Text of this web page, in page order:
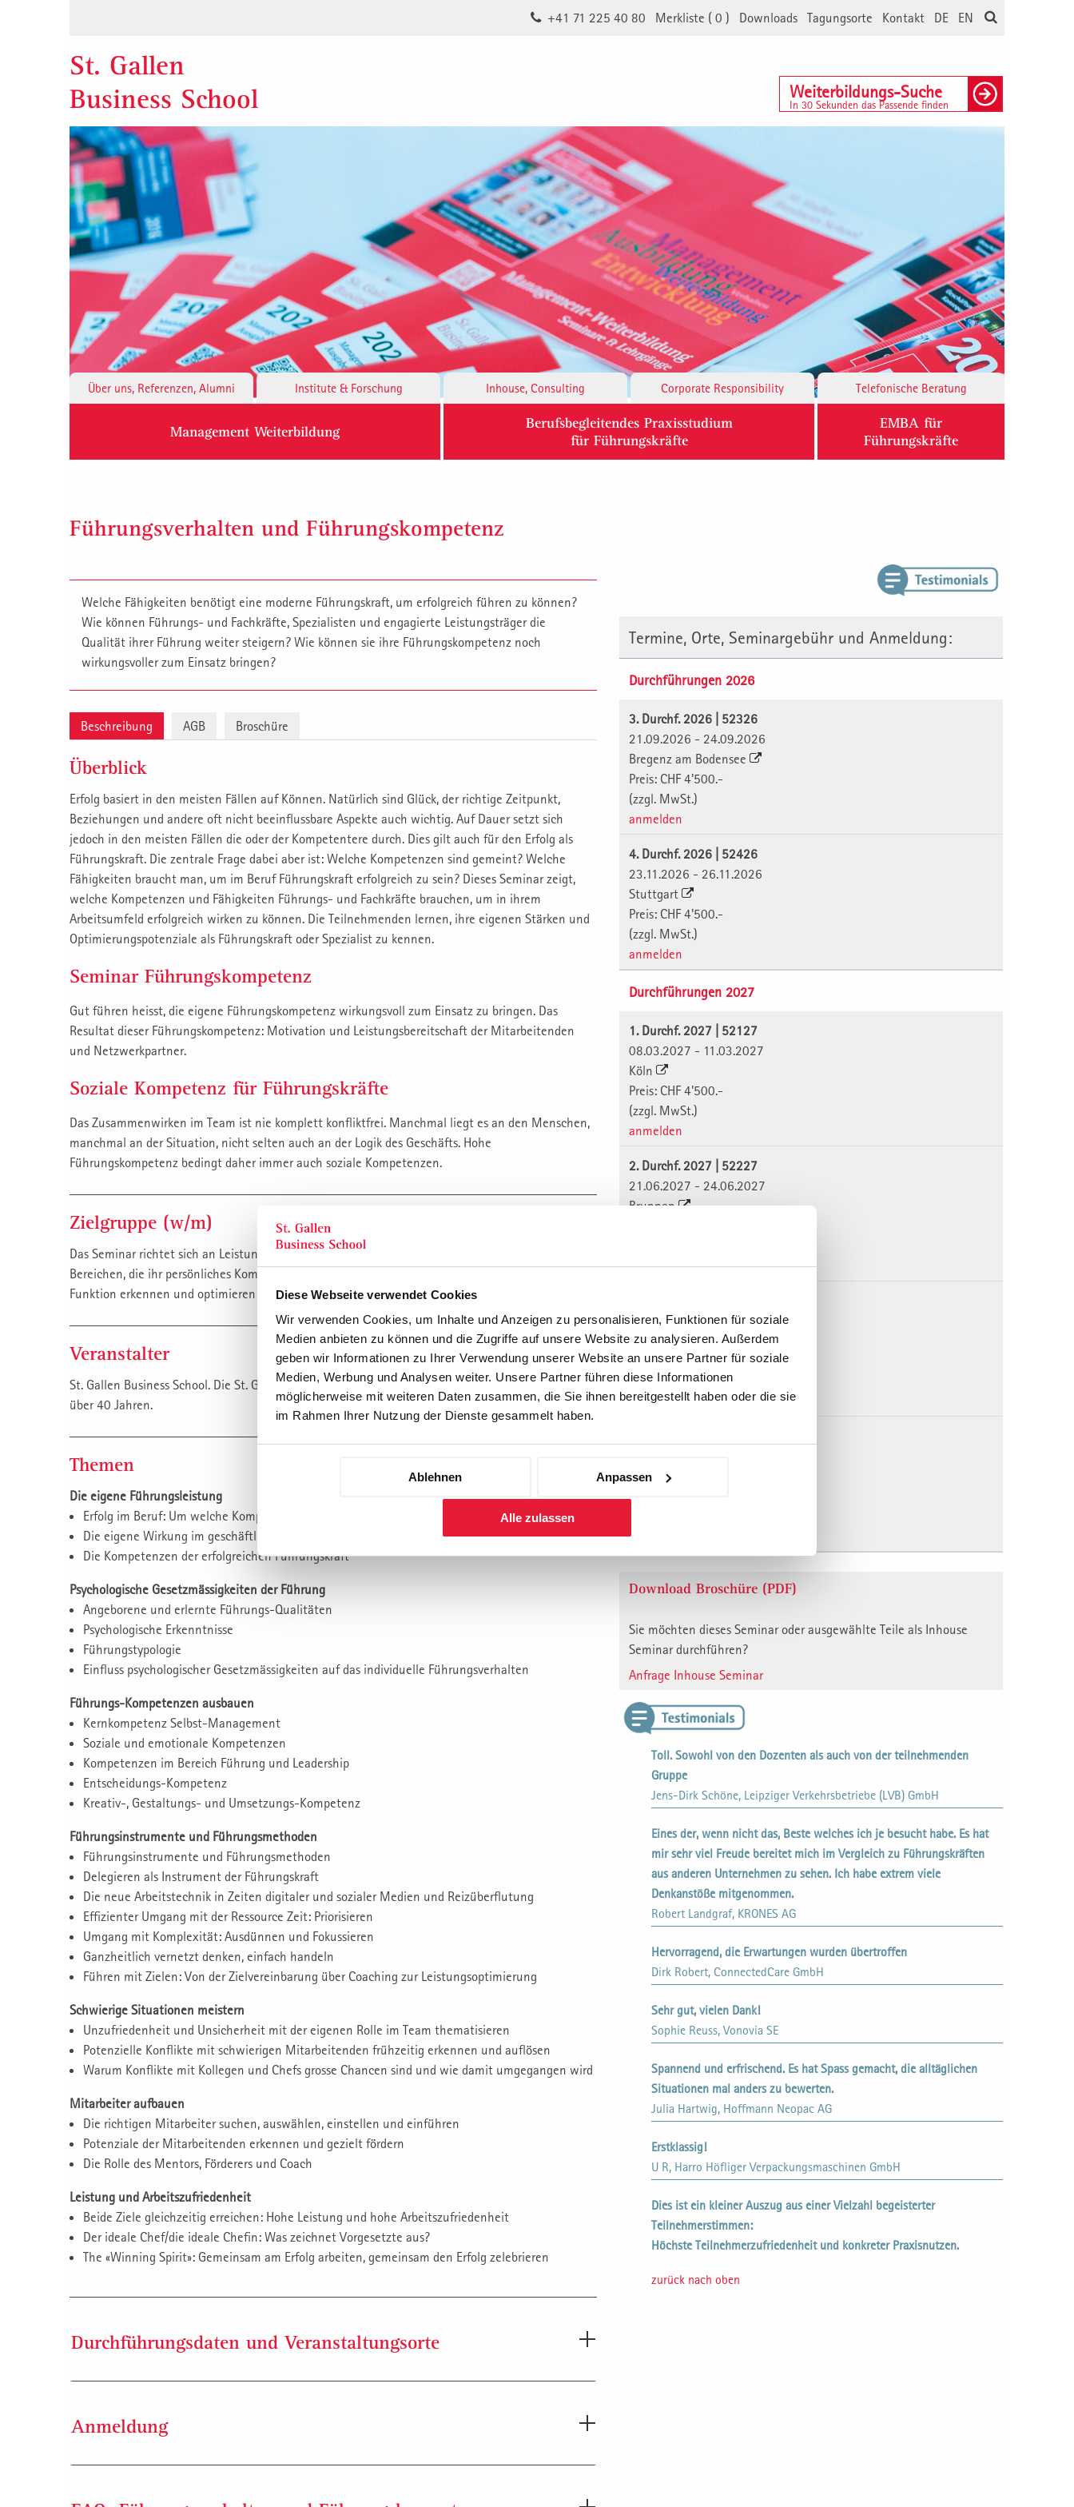
Diese Webseite verwendet Cookies
Wir verwenden Cookies, um Inhalte und Anzeigen zu personalisieren, Funktionen für soziale
Medien anbieten zu können und die Zugriffe auf unsere Website zu analysieren. Außerdem
geben wir Informationen zu Ihrer Verwendung unserer Website an unsere Partner für soziale
Medien, Werbung und Analysen weiter. Unsere Partner führen diese Informationen
möglicherweise mit weiteren Daten zusammen, die Sie ihnen bereitgestellt haben oder die sie
im Rahmen Ihrer Nutzung der Dienste gesammelt haben.
Ablehnen Anpassen
Alle zulassen
EN
DE
Kontakt
Tagungsorte
Downloads
Merkliste (0 )
+41 71 225 40 80
St. Gallen
Business School
Weiterbildungs-Suche
In 30 Sekunden das Passende finden
Über uns, Referenzen, Alumni Institute & Forschung Inhouse, Consulting Corporate Responsibility Telefonische Beratung
Management Weiterbildung
Berufsbegleitendes Praxisstudium
für Führungskräfte
EMBA für
Führungskräfte
Führungsverhalten und Führungskompetenz
Welche Fähigkeiten benötigt eine moderne Führungskraft, um erfolgreich führen zu können?
Wie können Führungs- und Fachkräfte, Spezialisten und engagierte Leistungsträger die
Qualität ihrer Führung weiter steigern? Wie können sie ihre Führungskompetenz noch
wirkungsvoller zum Einsatz bringen?
Beschreibung AGB Broschüre
Überblick
Erfolg basiert in den meisten Fällen auf Können. Natürlich sind Glück, der richtige Zeitpunkt,
Beziehungen und andere oft nicht beeinflussbare Aspekte auch wichtig. Auf Dauer setzt sich
jedoch in den meisten Fällen die oder der Kompetentere durch. Dies gilt auch für den Erfolg als
Führungskraft. Die zentrale Frage dabei aber ist: Welche Kompetenzen sind gemeint? Welche
Fähigkeiten braucht man, um im Beruf Führungskraft erfolgreich zu sein? Dieses Seminar zeigt,
welche Kompetenzen und Fähigkeiten Führungs- und Fachkräfte brauchen, um in ihrem
Arbeitsumfeld erfolgreich wirken zu können. Die Teilnehmenden lernen, ihre eigenen Stärken und
Optimierungspotenziale als Führungskraft oder Spezialist zu kennen.
Seminar Führungskompetenz
Gut führen heisst, die eigene Führungskompetenz wirkungsvoll zum Einsatz zu bringen. Das
Resultat dieser Führungskompetenz: Motivation und Leistungsbereitschaft der Mitarbeitenden
und Netzwerkpartner.
Soziale Kompetenz für Führungskräfte
Das Zusammenwirken im Team ist nie komplett konfliktfrei. Manchmal liegt es an den Menschen,
manchmal an der Situation, nicht selten auch an der Logik des Geschäfts. Hohe
Führungskompetenz bedingt daher immer auch soziale Kompetenzen.
Zielgruppe (w/m)
Das Seminar richtet sich an Leistungsträger, Führungskräfte, Fachkräfte und Spezialisten aus allen
Bereichen, die ihr persönliches Kompetenz-Portfolio im Hinblick auf die Herausforderungen ihrer
Funktion erkennen und optimieren wollen.
Veranstalter
St. Gallen Business School. Die St. Galler Management Weiterbildung für die Praxis. Qualität seit
über 40 Jahren.
Themen
Die eigene Führungsleistung
Erfolg im Beruf: Um welche Kompetenzen geht es?
Die eigene Wirkung im geschäftlichen Umfeld
Die Kompetenzen der erfolgreichen Führungskraft
Psychologische Gesetzmässigkeiten der Führung
Angeborene und erlernte Führungs-Qualitäten
Psychologische Erkenntnisse
Führungstypologie
Einfluss psychologischer Gesetzmässigkeiten auf das individuelle Führungsverhalten
Führungs-Kompetenzen ausbauen
Kernkompetenz Selbst-Management
Soziale und emotionale Kompetenzen
Kompetenzen im Bereich Führung und Leadership
Entscheidungs-Kompetenz
Kreativ-, Gestaltungs- und Umsetzungs-Kompetenz
Führungsinstrumente und Führungsmethoden
Führungsinstrumente und Führungsmethoden
Delegieren als Instrument der Führungskraft
Die neue Arbeitstechnik in Zeiten digitaler und sozialer Medien und Reizüberflutung
Effizienter Umgang mit der Ressource Zeit: Priorisieren
Umgang mit Komplexität: Ausdünnen und Fokussieren
Ganzheitlich vernetzt denken, einfach handeln
Führen mit Zielen: Von der Zielvereinbarung über Coaching zur Leistungsoptimierung
Schwierige Situationen meistern
Unzufriedenheit und Unsicherheit mit der eigenen Rolle im Team thematisieren
Potenzielle Konflikte mit schwierigen Mitarbeitenden frühzeitig erkennen und auflösen
Warum Konflikte mit Kollegen und Chefs grosse Chancen sind und wie damit umgegangen wird
Mitarbeiter aufbauen
Die richtigen Mitarbeiter suchen, auswählen, einstellen und einführen
Potenziale der Mitarbeitenden erkennen und gezielt fördern
Die Rolle des Mentors, Förderers und Coach
Leistung und Arbeitszufriedenheit
Beide Ziele gleichzeitig erreichen: Hohe Leistung und hohe Arbeitszufriedenheit
Der ideale Chef/die ideale Chefin: Was zeichnet Vorgesetzte aus?
The «Winning Spirit»: Gemeinsam am Erfolg arbeiten, gemeinsam den Erfolg zelebrieren
Durchführungsdaten und Veranstaltungsorte
Dauer: 4 Tage
Rechnungsstellung in Euro möglich
Anmeldung
Termine, Orte, Seminargebühr und Anmeldung:
Durchführungen 2026
3. Durchf. 2026 | 52326
21.09.2026 - 24.09.2026
Bregenz am Bodensee
Preis: CHF 4'500.-
(zzgl. MwSt.)
anmelden
4. Durchf. 2026 | 52426
23.11.2026 - 26.11.2026
Stuttgart
Preis: CHF 4'500.-
(zzgl. MwSt.)
anmelden
Durchführungen 2027
1. Durchf. 2027 | 52127
08.03.2027 - 11.03.2027
Köln
Preis: CHF 4'500.-
(zzgl. MwSt.)
anmelden
2. Durchf. 2027 | 52227
21.06.2027 - 24.06.2027
Brunnen
anmelden
20.09.2027 - 23.09.2027
Bregenz am Bodensee
Preis: CHF 4'500.-
(zzgl. MwSt.)
anmelden
München. Starnberger See
Preis: CHF 4'500.-
anmelden
Download Broschüre (PDF)
Sie möchten dieses Seminar oder ausgewählte Teile als Inhouse
Seminar durchführen?
Anfrage Inhouse Seminar
Toll. Sowohl von den Dozenten als auch von der teilnehmenden
Gruppe
Jens-Dirk Schöne, Leipziger Verkehrsbetriebe (LVB) GmbH
Eines der, wenn nicht das, Beste welches ich je besucht habe. Es hat
mir sehr viel Freude bereitet mich im Vergleich zu Führungskräften
aus anderen Unternehmen zu sehen. Ich habe extrem viele
Denkanstöße mitgenommen.
Robert Landgraf, KRONES AG
Hervorragend, die Erwartungen wurden übertroffen
Dirk Robert, ConnectedCare GmbH
Sehr gut, vielen Dank!
Sophie Reuss, Vonovia SE
Spannend und erfrischend. Es hat Spass gemacht, die alltäglichen
Situationen mal anders zu bewerten.
Julia Hartwig, Hoffmann Neopac AG
Erstklassig!
U R, Harro Höfliger Verpackungsmaschinen GmbH
Dies ist ein kleiner Auszug aus einer Vielzahl begeisterter
Teilnehmerstimmen:
Höchste Teilnehmerzufriedenheit und konkreter Praxisnutzen.
zurück nach oben